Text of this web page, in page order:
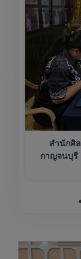
สำนักศิ
กาญจนบุรี